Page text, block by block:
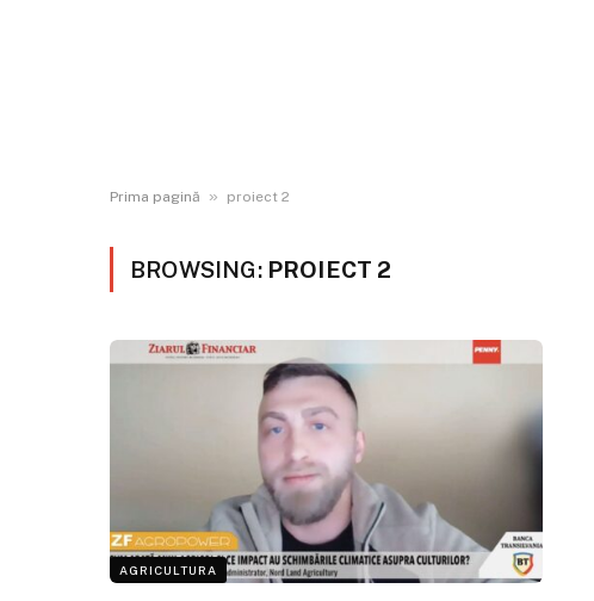
Prima pagină » proiect 2
BROWSING: PROIECT 2
AGRICULTURA